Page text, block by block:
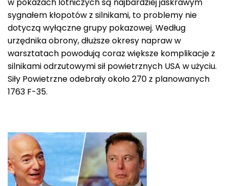
w pokazach lotniczych są najbardziej jaskrawym
sygnałem kłopotów z silnikami, to problemy nie
dotyczą wyłączne grupy pokazowej. Według
urzędnika obrony, dłuższe okresy napraw w
warsztatach powodują coraz większe komplikacje z
silnikami odrzutowymi sił powietrznych USA w użyciu.
Siły Powietrzne odebrały około 270 z planowanych
1763 F-35.